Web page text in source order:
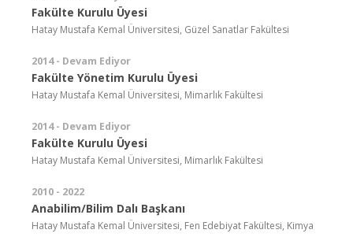
Fakülte Kurulu Üyesi
Hatay Mustafa Kemal Üniversitesi, Güzel Sanatlar Fakültesi
2014 - Devam Ediyor
Fakülte Yönetim Kurulu Üyesi
Hatay Mustafa Kemal Üniversitesi, Mimarlık Fakültesi
2014 - Devam Ediyor
Fakülte Kurulu Üyesi
Hatay Mustafa Kemal Üniversitesi, Mimarlık Fakültesi
2010 - 2022
Anabilim/Bilim Dalı Başkanı
Hatay Mustafa Kemal Üniversitesi, Fen Edebiyat Fakültesi, Kimya